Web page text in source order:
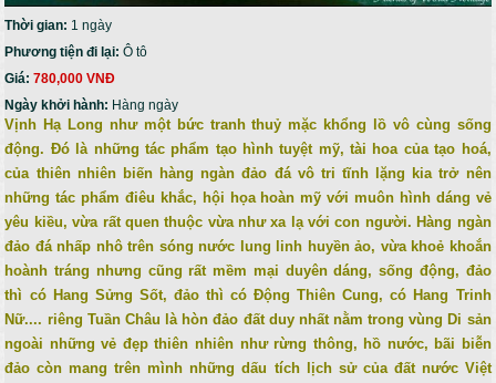
Thời gian: 1 ngày
Phương tiện đi lại:Ô tô
Giá:780,000 VNĐ
Ngày khởi hành: Hàng ngày
Vịnh Hạ Long như một bức tranh thuỷ mặc khổng lồ vô cùng sống
động. Đó là những tác phẩm tạo hình tuyệt mỹ, tài hoa của tạo hoá,
của thiên nhiên biến hàng ngàn đảo đá vô tri tĩnh lặng kia trở nên
những tác phẩm điêu khắc, hội họa hoàn mỹ với muôn hình dáng vẻ
yêu kiều, vừa rất quen thuộc vừa như xa lạ với con người. Hàng ngàn
đảo đá nhấp nhô trên sóng nước lung linh huyền ảo, vừa khoẻ khoắn
hoành tráng nhưng cũng rất mềm mại duyên dáng, sống động, đảo
thì có Hang Sửng Sốt, đảo thì có Động Thiên Cung, có Hang Trinh
Nữ.... riêng Tuần Châu là hòn đảo đất duy nhất nằm trong vùng Di sản
ngoài những vẻ đẹp thiên nhiên như rừng thông, hồ nước, bãi biễn
đảo còn mang trên mình những dấu tích lịch sử của đất nước Việt